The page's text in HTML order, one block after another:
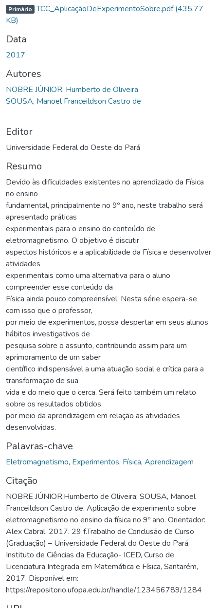
Primário TCC_AplicaçãoDeExperimentoSobre.pdf(435.77
KB)
Data
2017
Autores
NOBRE JÚNIOR, Humberto de Oliveira
SOUSA, Manoel Franceildson Castro de
Editor
Universidade Federal do Oeste do Pará
Resumo
Devido às dificuldades existentes no aprendizado da Física
no ensino
fundamental, principalmente no 9º ano, neste trabalho será
apresentado práticas
experimentais para o ensino do conteúdo de
eletromagnetismo. O objetivo é discutir
aspectos históricos e a aplicabilidade da Física e desenvolver
atividades
experimentais como uma alternativa para o aluno
compreender esse conteúdo da
Física ainda pouco compreensível. Nesta série espera-se
com isso que o professor,
por meio de experimentos, possa despertar em seus alunos
hábitos investigativos de
pesquisa sobre o assunto, contribuindo assim para um
aprimoramento de um saber
científico indispensável a uma atuação social e crítica para a
transformação de sua
vida e do meio que o cerca. Será feito também um relato
sobre os resultados obtidos
por meio da aprendizagem em relação as atividades
desenvolvidas.
Palavras-chave
Eletromagnetismo, Experimentos, Física, Aprendizagem
Citação
NOBRE JÚNIOR,Humberto de Oliveira; SOUSA, Manoel
Franceildson Castro de. Aplicação de experimento sobre
eletromagnetismo no ensino da física no 9º ano. Orientador:
Alex Cabral. 2017. 29 f.Trabalho de Conclusão de Curso
(Graduação) – Universidade Federal do Oeste do Pará,
Instituto de Ciências da Educação- ICED, Curso de
Licenciatura Integrada em Matemática e Física, Santarém,
2017. Disponível em:
https://repositorio.ufopa.edu.br/handle/123456789/1284